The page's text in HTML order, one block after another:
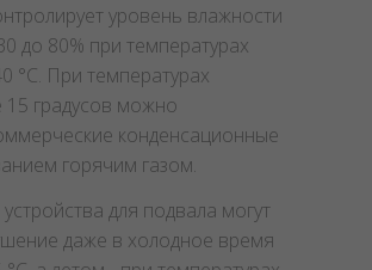
уровень влажности
до 80% при температурах
°C. При температурах
градусов можно
конденсационные
горячим газом.
для подвала могут
даже в холодное время